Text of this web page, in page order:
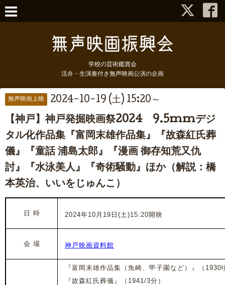
学校の芸術鑑賞会
活弁・生演奏付き無声映画公演の企画
無声映画上映 2024-10-19 (土) 15:20～
【神戸】神戸発掘映画祭2024 9.5mmデジ
タル化作品集『富岡末雄作品集』『故森紅氏葬
儀』『童話 浦島太郎』『漫画 御存知荒又仇
討』『水泳美人』『奇術騒動』ほか（解説：橋
本英治、いいをじゅんこ）
日 時 2024年10月19日(土)15:20開映
会 場 神戸映画資料館
『富岡末雄作品集（魚崎、甲子園など）』（1930
『故森紅氏葬儀』（1941/3分）